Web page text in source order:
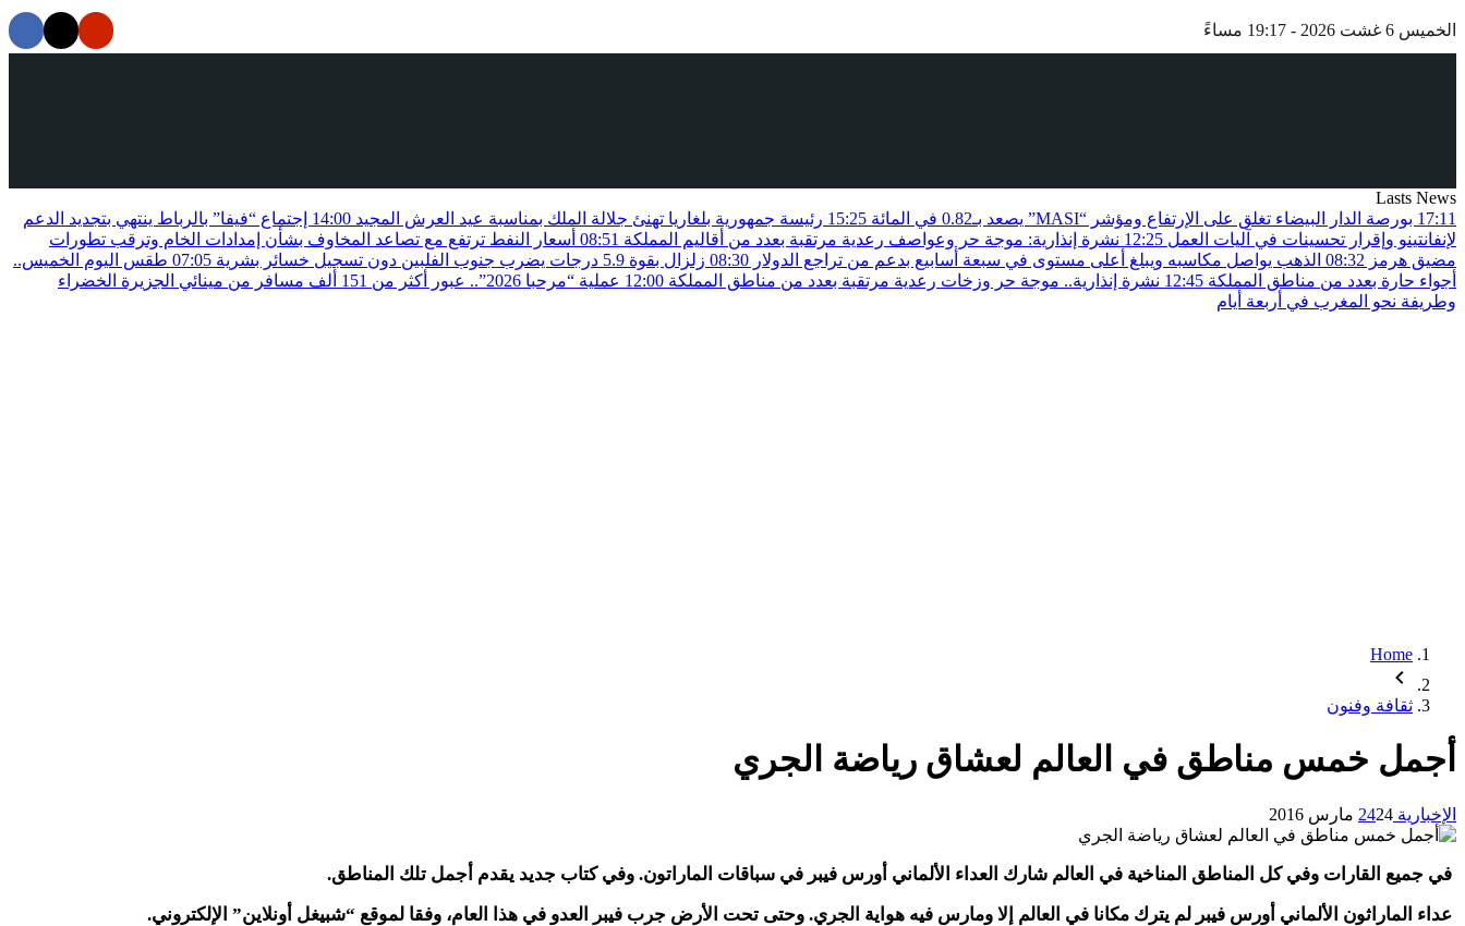
الخميس 6 غشت 2026 - 19:17 مساءً
Lasts News
17:11 بورصة الدار البيضاء تغلق على الإرتفاع ومؤشر “MASI” يصعد بـ0.82 في المائة 15:25 رئيسة جمهورية بلغاريا تهنئ جلالة الملك بمناسبة عيد العرش المجيد 14:00 إجتماع “فيفا” بالرباط ينتهي بتجديد الدعم
لإنفانتينو وإقرار تحسينات في آليات العمل 12:25 نشرة إنذارية: موجة حر وعواصف رعدية مرتقبة بعدد من أقاليم المملكة 08:51 أسعار النفط ترتفع مع تصاعد المخاوف بشأن إمدادات الخام وترقب تطورات
مضيق هرمز 08:32 الذهب يواصل مكاسبه ويبلغ أعلى مستوى في سبعة أسابيع بدعم من تراجع الدولار 08:30 زلزال بقوة 5.9 درجات يضرب جنوب الفلبين دون تسجيل خسائر بشرية 07:05 طقس اليوم الخميس..
أجواء حارة بعدد من مناطق المملكة 12:45 نشرة إنذارية.. موجة حر وزخات رعدية مرتقبة بعدد من مناطق المملكة 12:00
عملية “مرحبا 2026”.. عبور أكثر من 151 ألف مسافر من مينائي الجزيرة الخضراء
وطريفة نحو المغرب في أربعة أيام
Home
ثقافة وفنون
أجمل خمس مناطق في العالم لعشاق رياضة الجري
الإخبارية 24 24 مارس 2016
في جميع القارات وفي كل المناطق المناخية في العالم شارك العداء الألماني أورس فيبر في سباقات الماراتون. وفي كتاب جديد يقدم أجمل تلك المناطق.
عداء الماراثون الألماني أورس فيبر لم يترك مكانا في العالم إلا ومارس فيه هواية الجري. وحتى تحت الأرض جرب فيبر العدو في هذا العام، وفقا لموقع “شبيغل أونلاين” الإلكتروني.